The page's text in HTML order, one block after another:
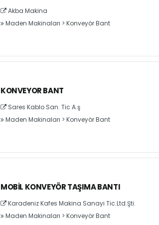
Akba Makina
Maden Makinaları > Konveyör Bant
KONVEYOR BANT
Sares Kablo San. Tic A.ş
Maden Makinaları > Konveyör Bant
MOBIL KONVEYÖR TAŞIMA BANTI
Karadeniz Kafes Makina Sanayi Tic.Ltd.Şti.
Maden Makinaları > Konveyör Bant